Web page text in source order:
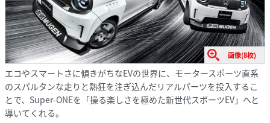
画像(8枚)
エコやスマートさに傾きがちなEVの世界に、モータースポーツ直系
のスパルタンな走りと熱狂を注ぎ込んだリアルパーツを投入するこ
とで、Super-ONEを「操る楽しさを極めた新世代スポーツEV」へと
導いてくれる。